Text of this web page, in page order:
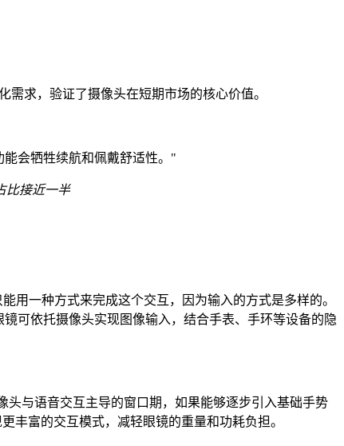
需求，验证了摄像头在短期市场的核心价值。
会牺牲续航和佩戴舒适性。"
比接近一半
用一种方式来完成这个交互，因为输入的方式是多样的。
可依托摄像头实现图像输入，结合手表、手环等设备的隐
头与语音交互主导的窗口期，如果能够逐步引入基础手势
丰富的交互模式，减轻眼镜的重量和功耗负担。